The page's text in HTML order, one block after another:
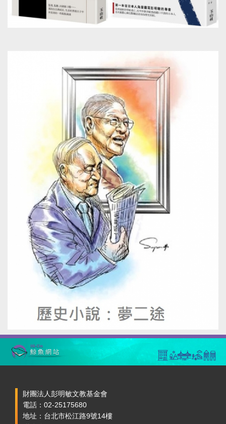
財團法人彭明敏文教基金會
電話：02-25175680
地址：台北市松江路9號14樓